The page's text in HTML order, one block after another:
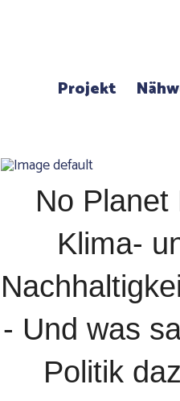
Projekt
No Planet
Klima-
- Und was
Politik